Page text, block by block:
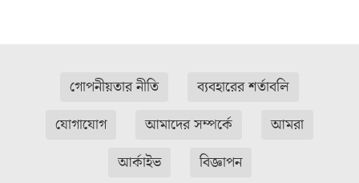
গোপনীয়তার নীতি
ব্যবহারের শর্তাবলি
যোগাযোগ
আমাদের সম্পর্কে
আমরা
আর্কাইভ
বিজ্ঞাপন